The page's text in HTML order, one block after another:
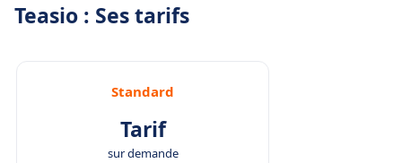
Teasio : Ses tarifs
Standard
Tarif
sur demande